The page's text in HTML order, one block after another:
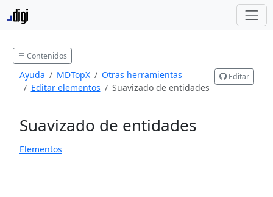
Contenidos
Ayuda MDTopX
Otras herramientas
Editar elementos
Suavizado de entidades
Editar
Suavizado de entidades
Elementos